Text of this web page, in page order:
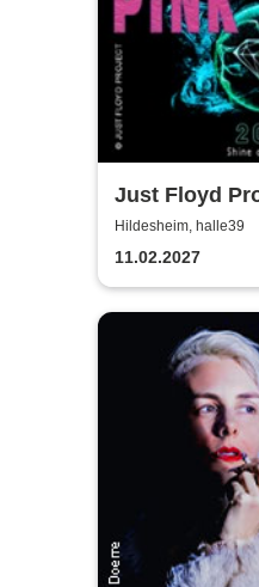
Just Floyd
Floyd Tribute
Hildesheim, halle39
11.02.2027